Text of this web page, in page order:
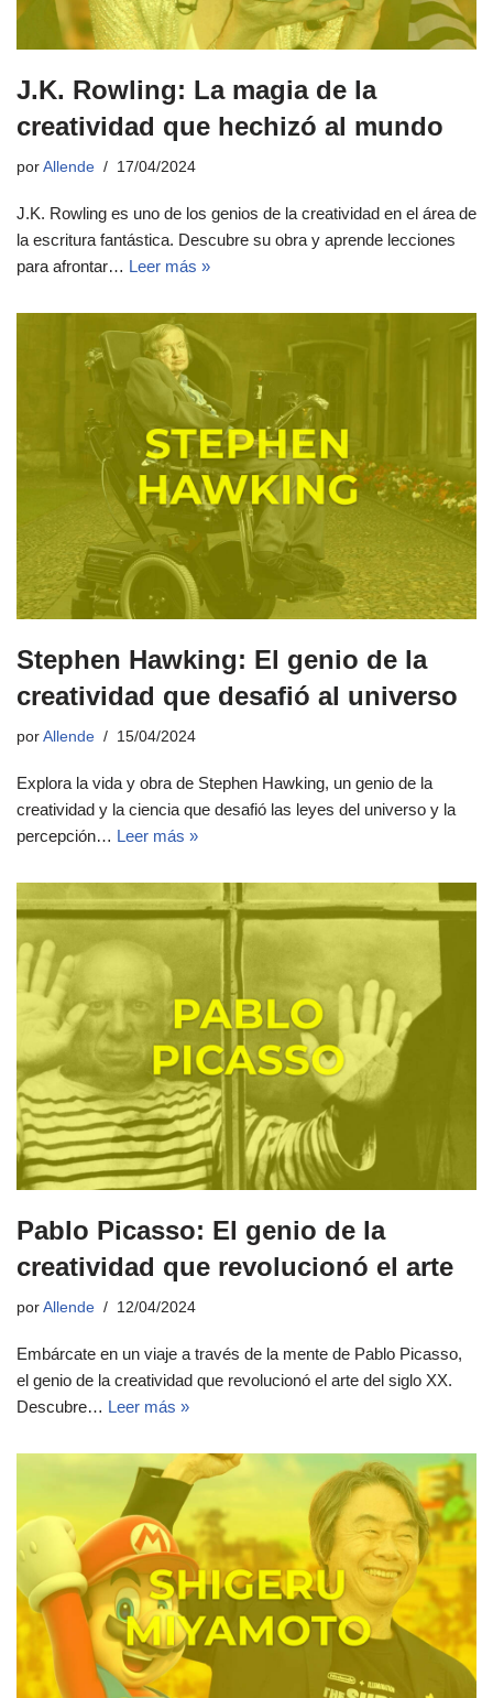
J.K. Rowling: La magia de la
creatividad que hechizó al mundo
por Allende 17/04/2024
J.K. Rowling es uno de los genios de la creatividad en el área de
la escritura fantástica. Descubre su obra y aprende lecciones
para afrontar… Leer más »
Stephen Hawking: El genio de la
creatividad que desafió al universo
por Allende 15/04/2024
Explora la vida y obra de Stephen Hawking, un genio de la
creatividad y la ciencia que desafió las leyes del universo y la
percepción… Leer más »
Pablo Picasso: El genio de la
creatividad que revolucionó el arte
por Allende 12/04/2024
Embárcate en un viaje a través de la mente de Pablo Picasso,
el genio de la creatividad que revolucionó el arte del siglo XX.
Descubre… Leer más »